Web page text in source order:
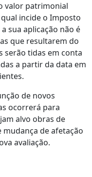
valor patrimonial
incide o Imposto
sua aplicação não é
que resultarem do
serão tidas em conta
a partir da data em
de novos
ocorrerá para
alvo obras de
de afetação
avaliação.